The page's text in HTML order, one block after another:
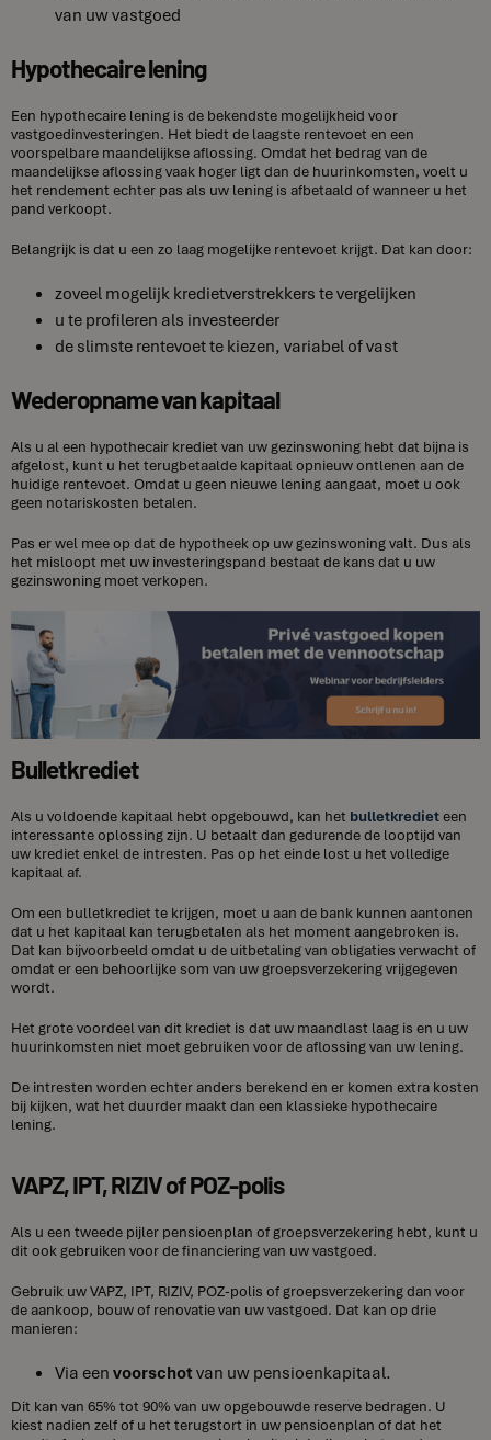
van uw vastgoed
Hypothecaire lening
Een hypothecaire lening is de bekendste mogelijkheid voor
vastgoedinvesteringen. Het biedt de laagste rentevoet en een
voorspelbare maandelijkse aflossing. Omdat het bedrag van de
maandelijkse aflossing vaak hoger ligt dan de huurinkomsten, voelt u
het rendement echter pas als uw lening is afbetaald of wanneer u het
pand verkoopt.
Belangrijk is dat u een zo laag mogelijke rentevoet krijgt. Dat kan door:
zoveel mogelijk kredietverstrekkers te vergelijken
u te profileren als investeerder
de slimste rentevoet te kiezen, variabel of vast
Wederopname van kapitaal
Als u al een hypothecair krediet van uw gezinswoning hebt dat bijna is
afgelost, kunt u het terugbetaalde kapitaal opnieuw ontlenen aan de
huidige rentevoet. Omdat u geen nieuwe lening aangaat, moet u ook
geen notariskosten betalen.
Pas er wel mee op dat de hypotheek op uw gezinswoning valt. Dus als
het misloopt met uw investeringspand bestaat de kans dat u uw
gezinswoning moet verkopen.
Bulletkrediet
Als u voldoende kapitaal hebt opgebouwd, kan het bulletkredieteen
interessante oplossing zijn. U betaalt dan gedurende de looptijd van
uw krediet enkel de intresten. Pas op het einde lost u het volledige
kapitaal af.
Om een bulletkrediet te krijgen, moet u aan de bank kunnen aantonen
dat u het kapitaal kan terugbetalen als het moment aangebroken is.
Dat kan bijvoorbeeld omdat u de uitbetaling van obligaties verwacht of
omdat er een behoorlijke som van uw groepsverzekering vrijgegeven
wordt.
Het grote voordeel van dit krediet is dat uw maandlast laag is en u uw
huurinkomsten niet moet gebruiken voor de aflossing van uw lening.
De intresten worden echter anders berekend en er komen extra kosten
bij kijken, wat het duurder maakt dan een klassieke hypothecaire
lening.
VAPZ, IPT, RIZIV of POZ-polis
Als u een tweede pijler pensioenplan of groepsverzekering hebt, kunt u
dit ook gebruiken voor de financiering van uw vastgoed.
Gebruik uw VAPZ, IPT, RIZIV, POZ-polis of groepsverzekering dan voor
de aankoop, bouw of renovatie van uw vastgoed. Dat kan op drie
manieren:
Via een voorschot van uw pensioenkapitaal.
Dit kan van 65% tot 90% van uw opgebouwde reserve bedragen. U
kiest nadien zelf of u het terugstort in uw pensioenplan of dat het